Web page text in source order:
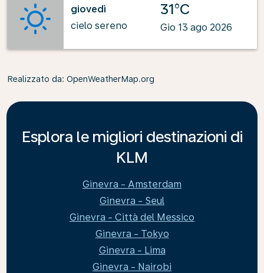
giovedì
cielo sereno
31°C
Gio 13 ago 2026
Realizzato da: OpenWeatherMap.org
Esplora le migliori destinazioni di
KLM
Ginevra - Amsterdam
Ginevra - Seul
Ginevra - Città del Messico
Ginevra - Tokyo
Ginevra - Lima
Ginevra - Nairobi